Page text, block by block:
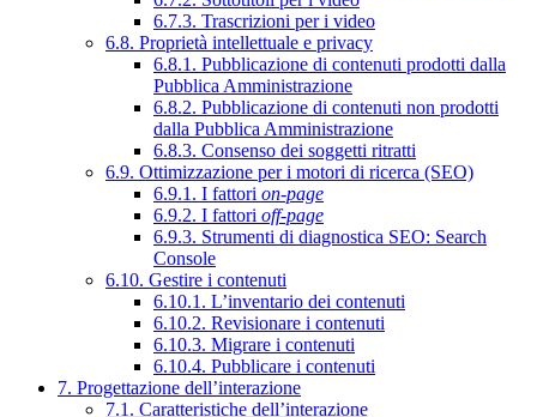
6.7.3. Trascrizioni per i video
6.8. Proprietà intellettuale e privacy
6.8.1. Pubblicazione di contenuti prodotti dalla
Pubblica Amministrazione
6.8.2. Pubblicazione di contenuti non prodotti
dalla Pubblica Amministrazione
6.8.3. Consenso dei soggetti ritratti
6.9. Ottimizzazione per i motori di ricerca (SEO)
6.9.1. I fattori on-page
6.9.2. I fattori off-page
6.9.3. Strumenti di diagnostica SEO: Search
Console
6.10. Gestire i contenuti
6.10.1. L’inventario dei contenuti
6.10.2. Revisionare i contenuti
6.10.3. Migrare i contenuti
6.10.4. Pubblicare i contenuti
7. Progettazione dell’interazione
7.1. Caratteristiche dell’interazione